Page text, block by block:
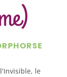
le